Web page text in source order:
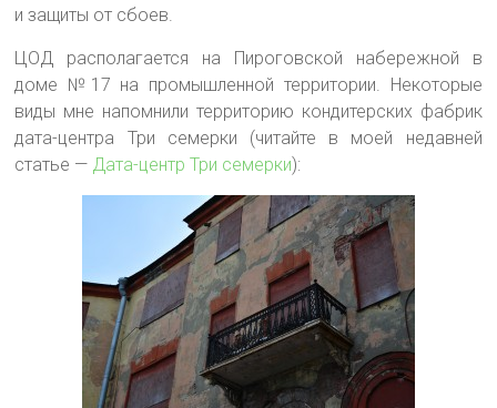
и защиты от сбоев.
ЦОД располагается на Пироговской набережной в
доме №17 на промышленной территории. Некоторые
виды мне напомнили территорию кондитерских фабрик
дата-центра Три семерки (читайте в моей недавней
статье — Дата-центр Три семерки):